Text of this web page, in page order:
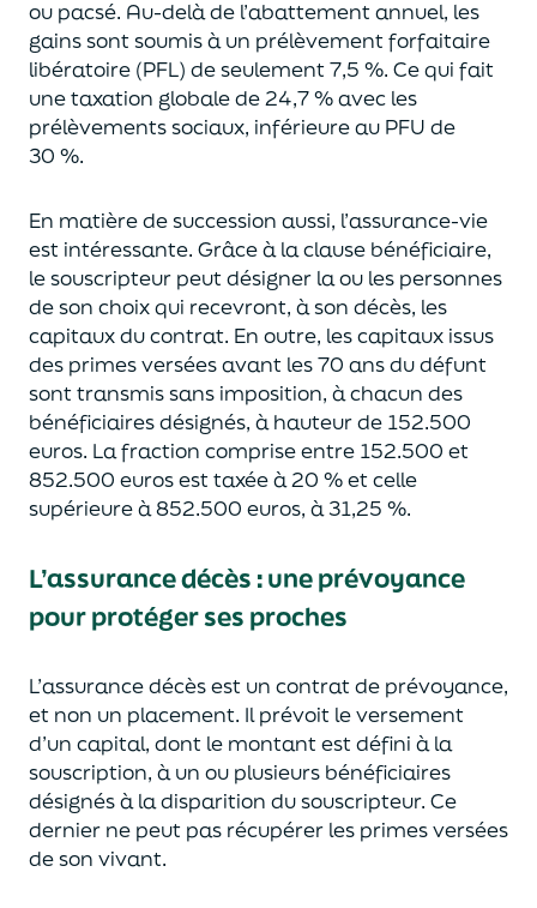
ou pacsé. Au-delàde l’abattement annuel, les
gains sont soumis à un prélèvement forfaitaire
libératoire (PFL) de seulement 7,5 %. Ce qui fait
une taxation globale de24,7 % avec les
prélèvements sociaux, inférieure au PFU de
30 %.
En matière de succession aussi, l’assurance-vie
est intéressante. Grâce à la clause bénéficiaire,
le souscripteur peut désigner la ou les personnes
de son choix qui recevront, à son décès, les
capitaux du contrat. En outre, les capitaux issus
des primes versées avant les 70 ans du défunt
sont transmis sans imposition, à chacun des
bénéficiaires désignés, à hauteur de 152.500
euros. La fraction comprise entre 152.500 et
852.500 eurosest taxée à 20 % et celle
supérieure à 852.500 euros, à 31,25 %.
L’assurance décès :une prévoyance
pour protéger ses proches
L’assurance décès est un contrat de prévoyance,
et non un placement. Il prévoit le versement
d’un capital, dont le montant est défini à la
souscription, à un ou plusieurs bénéficiaires
désignés à la disparition du souscripteur. Ce
dernier ne peut pas récupérer les primes versées
de son vivant.